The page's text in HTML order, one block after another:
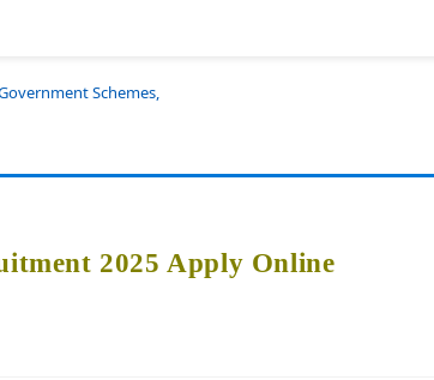
Schemes,
2025 Apply Online